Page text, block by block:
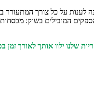
לענות על כל צורך
המובילים בשוק:
שלנו ילוו אותך לאורך